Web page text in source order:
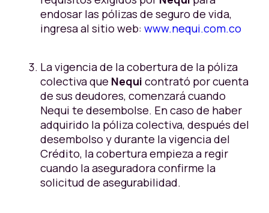
endosar las pólizas de seguro de vida,
ingresa al sitio web: www.nequi.com.co
La vigencia de la cobertura de la póliza
colectiva que Nequi contrató por cuenta
de sus deudores, comenzará cuando
Nequi te desembolse. En caso de haber
adquirido la póliza colectiva, después del
desembolso y durante la vigencia del
Crédito, la cobertura empieza a regir
cuando la aseguradora confirme la
solicitud de asegurabilidad.